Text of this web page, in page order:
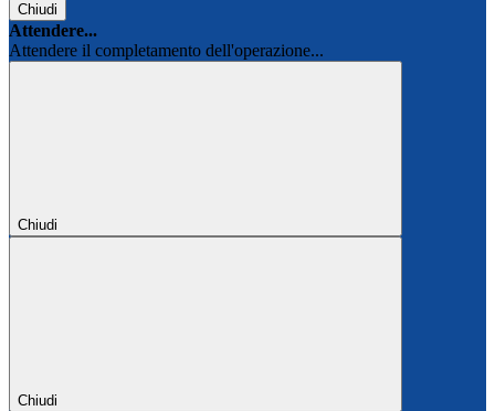
Chiudi
Attendere...
Attendere il completamento dell'operazione...
Chiudi
Chiudi